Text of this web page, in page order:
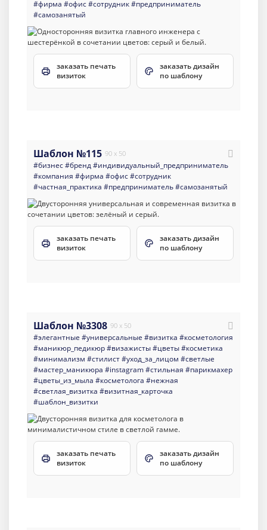
#фирма #офис#сотрудник#предприниматель
#самозанятый
заказать печать
визиток
заказать дизайн
по шаблону
Шаблон №115 90 x 50
#бизнес#бренд#индивидуальный_предприниматель
#компания #фирма #офис#сотрудник
#частная_практика #предприниматель#самозанятый
заказать печать
визиток
заказать дизайн
по шаблону
Шаблон №3308 90 x 50
#элегантные #универсальные #визитка #косметология
#маникюр_педикюр#визажисты#цветы#косметика
#минимализм #стилист#уход_за_лицом #светлые
#мастер_маникюра #instagram#стильная #парикмахер
#цветы_из_мыла #косметолога #нежная
#светлая_визитка #визитная_карточка
#шаблон_визитки
заказать печать
визиток
заказать дизайн
по шаблону